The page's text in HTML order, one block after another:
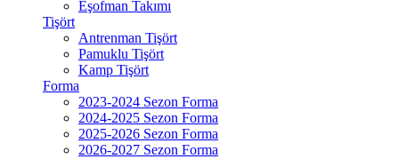
Eşofman Takımı
Tişört
Antrenman Tişört
Pamuklu Tişört
Kamp Tişört
Forma
2023-2024 Sezon Forma
2024-2025 Sezon Forma
2025-2026 Sezon Forma
2026-2027 Sezon Forma